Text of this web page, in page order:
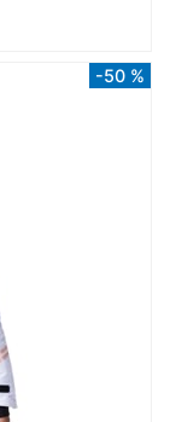
-50 %